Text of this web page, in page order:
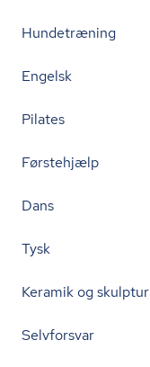
Hundetræning
Engelsk
Pilates
Førstehjælp
Dans
Tysk
Keramik og skulptur
Selvforsvar